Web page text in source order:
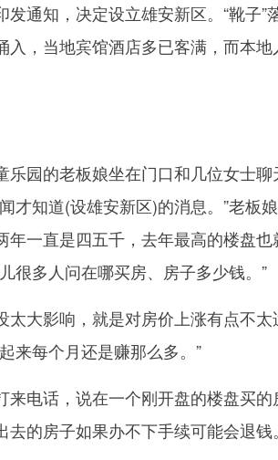
通知，决定设立雄安新区。“靴子”
，当地宾馆酒店多已客满，而本地
园的老板娘坐在门口和几位女士聊
才知道(设雄安新区)的消息。”老板
一直是四五千，去年最高的楼盘也
很多人问在哪买房、房子多少钱。”
大影响，就是对房价上涨有点不太
来每个月还是赚那么多。”
电话，说在一个刚开盘的楼盘买的
的房子如果办不下手续可能会退钱。